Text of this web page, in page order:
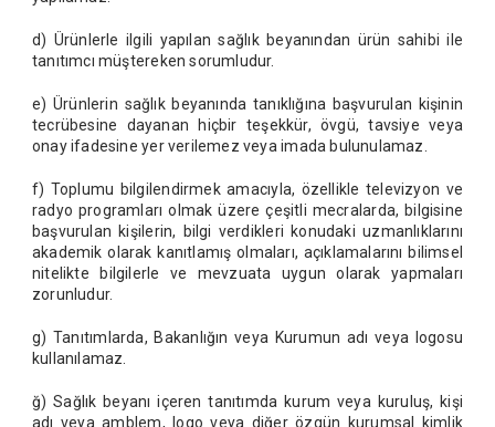
d) Ürünlerle ilgili yapılan sağlık beyanından ürün sahibi ile
tanıtımcı müştereken sorumludur.
e) Ürünlerin sağlık beyanında tanıklığına başvurulan kişinin
tecrübesine dayanan hiçbir teşekkür, övgü, tavsiye veya
onay ifadesine yer verilemez veya imada bulunulamaz.
f) Toplumu bilgilendirmek amacıyla, özellikle televizyon ve
radyo programları olmak üzere çeşitli mecralarda, bilgisine
başvurulan kişilerin, bilgi verdikleri konudaki uzmanlıklarını
akademik olarak kanıtlamış olmaları, açıklamalarını bilimsel
nitelikte bilgilerle ve mevzuata uygun olarak yapmaları
zorunludur.
g) Tanıtımlarda, Bakanlığın veya Kurumun adı veya logosu
kullanılamaz.
ğ) Sağlık beyanı içeren tanıtımda kurum veya kuruluş, kişi
adı veya amblem, logo veya diğer özgün kurumsal kimlik